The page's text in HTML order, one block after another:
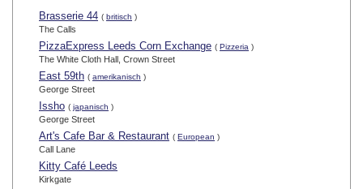
Brasserie 44 ( britisch )
The Calls
PizzaExpress Leeds Corn Exchange ( Pizzeria )
The White Cloth Hall, Crown Street
East 59th ( amerikanisch )
George Street
Issho ( japanisch )
George Street
Art's Cafe Bar & Restaurant ( European )
Call Lane
Kitty Café Leeds
Kirkgate